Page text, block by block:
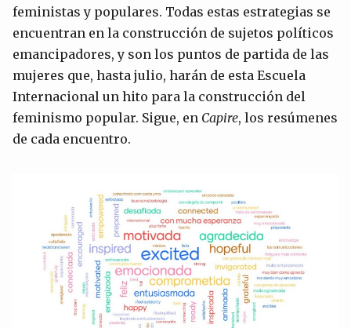
feministas y populares. Todas estas estrategias se
encuentran en la construcción de sujetos políticos
emancipadores, y son los puntos de partida de las
mujeres que, hasta julio, harán de esta Escuela
Internacional un hito para la construcción del
feminismo popular. Sigue, en Capire, los resúmenes
de cada encuentro.